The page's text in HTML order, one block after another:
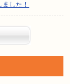
した！